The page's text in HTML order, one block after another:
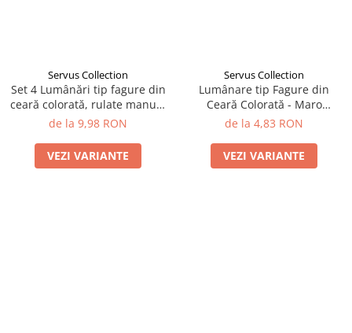
Servus Collection
Set 4 Lumânări tip fagure din
ceară colorată, rulate manual
- Bej
de la 9,98 RON
VEZI VARIANTE
Servus Collection
Lumânare tip Fagure din
Ceară Colorată - Maro
Cappuccino
de la 4,83 RON
VEZI VARIANTE